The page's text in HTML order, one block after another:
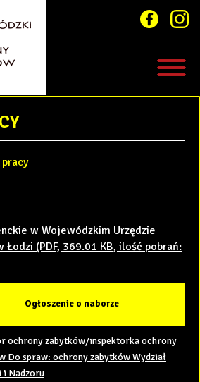
w Wojewódzkim Urzędzie
Łodzi (PDF, 369.01 KB, ilość pobrań:
Ogłoszenie o naborze
ochrony zabytków/inspektorka ochrony
Do spraw: ochrony zabytków Wydział
Nadzoru